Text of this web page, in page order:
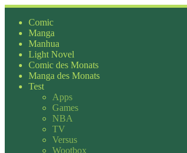
Zum
Inhalt
springen
Comic
Manga
Manhua
Light Novel
Comic des Monats
Manga des Monats
Test
Apps
Games
NBA
TV
Versus
Wootbox